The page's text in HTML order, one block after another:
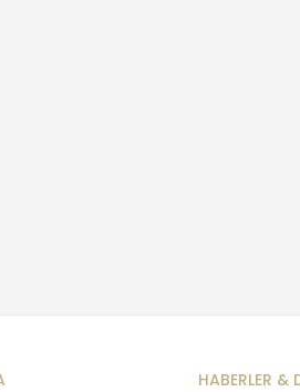
HABERLER &